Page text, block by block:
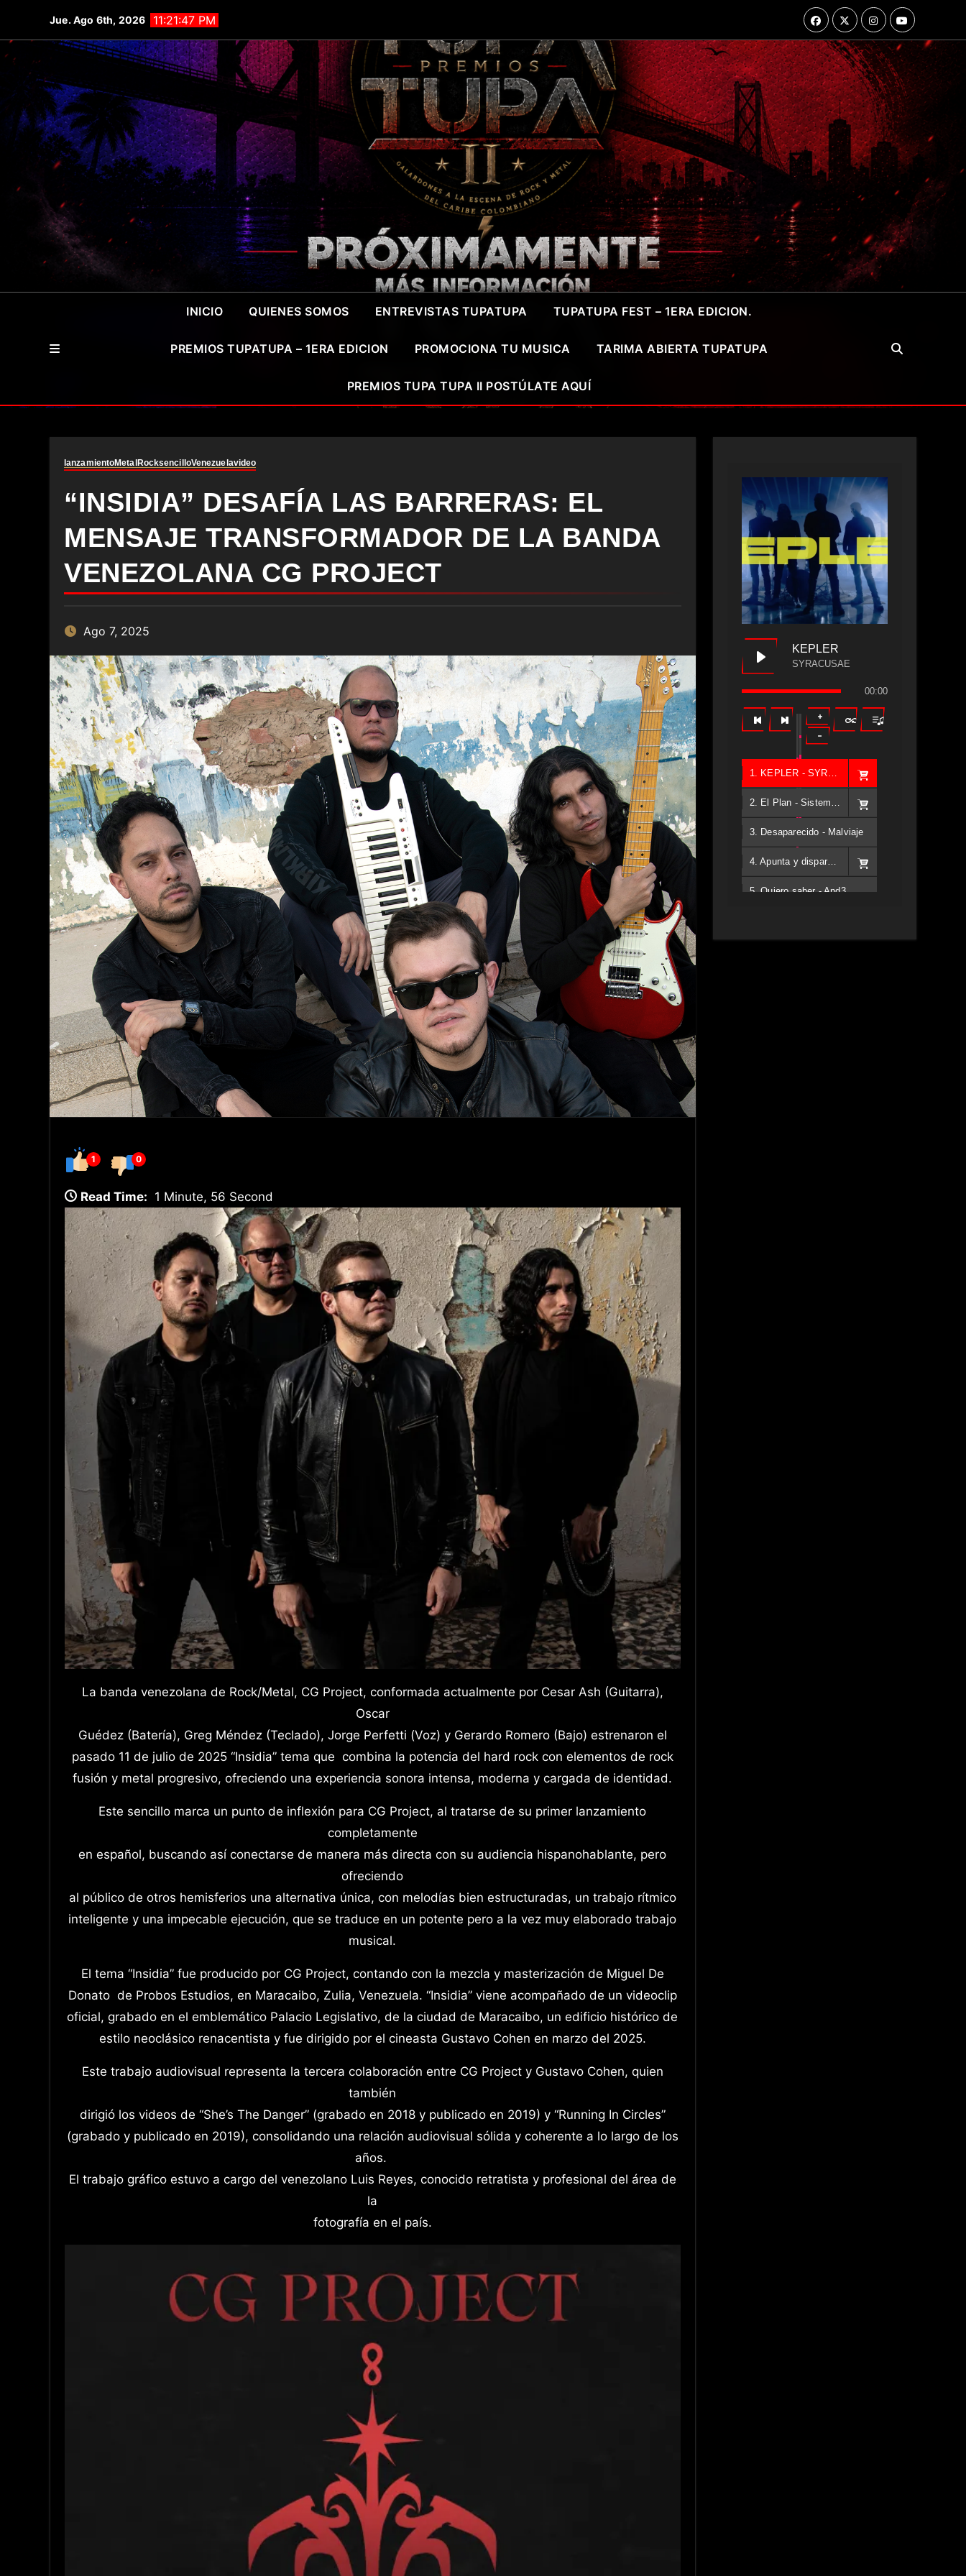
Jue. Ago 6th, 2026 11:21:50 PM
INICIO QUIENES SOMOS ENTREVISTAS TUPATUPA TUPATUPA FEST – 1ERA EDICION.
PREMIOS TUPATUPA – 1ERA EDICION PROMOCIONA TU MUSICA TARIMA ABIERTA TUPATUPA
PREMIOS TUPA TUPA II POSTÚLATE AQUÍ
lanzamientoMetal RocksencilloVenezuelavideo
“INSIDIA” DESAFÍA LAS BARRERAS: EL
MENSAJE TRANSFORMADOR DE LA BANDA
VENEZOLANA CG PROJECT
Ago 7, 2025
1 0
Read Time: 1 Minute, 56 Second
La banda venezolana de Rock/Metal, CG Project, conformada actualmente por Cesar Ash (Guitarra),
Oscar
Guédez (Batería), Greg Méndez (Teclado), Jorge Perfetti (Voz) y Gerardo Romero (Bajo) estrenaron el
pasado 11 de julio de 2025 “Insidia” tema que combina la potencia del hard rock con elementos de rock
fusión y metal progresivo, ofreciendo una experiencia sonora intensa, moderna y cargada de identidad.
Este sencillo marca un punto de inflexión para CG Project, al tratarse de su primer lanzamiento
completamente
en español, buscando así conectarse de manera más directa con su audiencia hispanohablante, pero
ofreciendo
al público de otros hemisferios una alternativa única, con melodías bien estructuradas, un trabajo rítmico
inteligente y una impecable ejecución, que se traduce en un potente pero a la vez muy elaborado trabajo
musical.
El tema “Insidia” fue producido por CG Project, contando con la mezcla y masterización de Miguel De
Donato de Probos Estudios, en Maracaibo, Zulia, Venezuela. “Insidia” viene acompañado de un videoclip
oficial, grabado en el emblemático Palacio Legislativo, de la ciudad de Maracaibo, un edificio histórico de
estilo neoclásico renacentista y fue dirigido por el cineasta Gustavo Cohen en marzo del 2025.
Este trabajo audiovisual representa la tercera colaboración entre CG Project y Gustavo Cohen, quien
también
dirigió los videos de “She’s The Danger” (grabado en 2018 y publicado en 2019) y “Running In Circles”
(grabado y publicado en 2019), consolidando una relación audiovisual sólida y coherente a lo largo de los
años.
El trabajo gráfico estuvo a cargo del venezolano Luis Reyes, conocido retratista y profesional del área de
la
fotografía en el país.
KEPLER
SYRACUSAE
00:00
3. Desaparecido - Malviaje
5. Quiero saber - And3